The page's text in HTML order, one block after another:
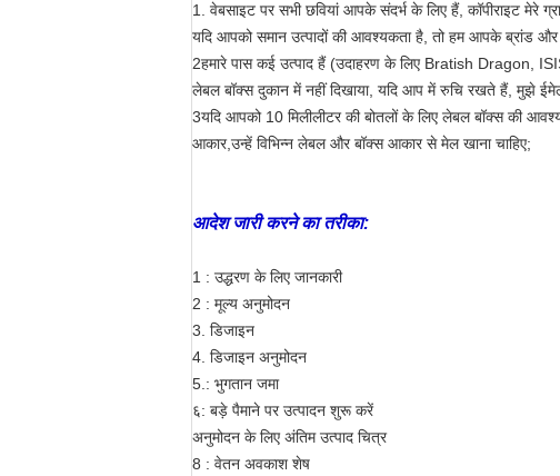
1. वेबसाइट पर सभी छवियां आपके संदर्भ के लिए हैं, कॉपीराइट मेरे
यदि आपको समान उत्पादों की आवश्यकता है, तो हम आपके ब्रांड
2हमारे पास कई उत्पाद हैं (उदाहरण के लिए Bratish Dragon,
लेबल बॉक्स दुकान में नहीं दिखाया, यदि आप में रुचि रखते हैं, मुझे
3यदि आपको 10 मिलीलीटर की बोतलों के लिए लेबल बॉक्स की
आकार,उन्हें विभिन्न लेबल और बॉक्स आकार से मेल खाना चाहिए;
आदेश जारी करने का तरीका:
1 : उद्धरण के लिए जानकारी
2 : मूल्य अनुमोदन
3. डिजाइन
4. डिजाइन अनुमोदन
5.: भुगतान जमा
६: बड़े पैमाने पर उत्पादन शुरू करें
अनुमोदन के लिए अंतिम उत्पाद चित्र
8 : वेतन अवकाश शेष